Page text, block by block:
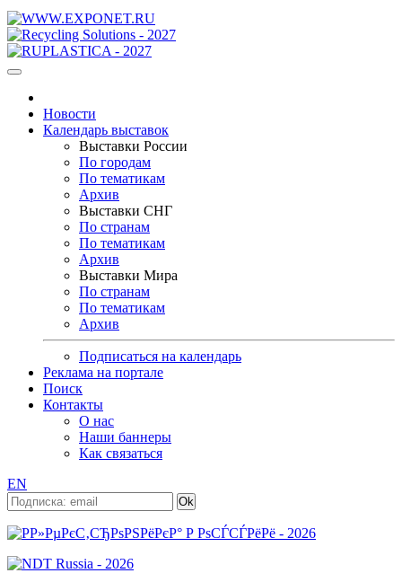
Новости
Календарь выставок
Выставки России
По городам
По тематикам
Архив
Выставки СНГ
По странам
По тематикам
Архив
Выставки Мира
По странам
По тематикам
Архив
Подписаться на календарь
Реклама на портале
Поиск
Контакты
О нас
Наши баннеры
Как связаться
EN